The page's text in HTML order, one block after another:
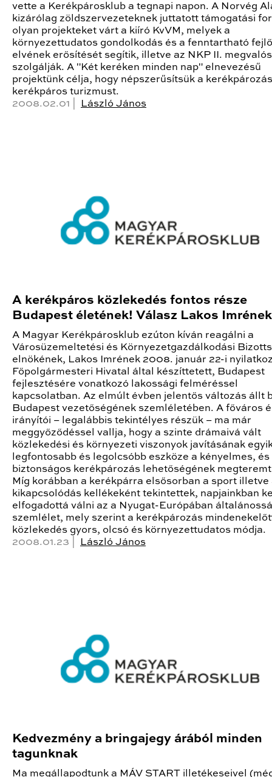
vette a Kerékpárosklub a tegnapi napon. A Norvég
kizárólag zöldszervezeteknek juttatott támogatási
olyan projekteket várt a kiíró KvVM, melyek a
környezettudatos gondolkodás és a fenntartható
elvének erősítését segítik, illetve az NKP II.
szolgálják. A "Két keréken minden nap" elnevezésű
projektünk célja, hogy népszerűsítsük a
kerékpáros turizmust.
2008.02.01 |
László János
A kerékpáros közlekedés fontos része
Budapest életének! Válasz Lakos Imrének
A Magyar Kerékpárosklub ezúton kíván reagálni a
Városüzemeltetési és Környezetgazdálkodási
elnökének, Lakos Imrének 2008. január 22-i
Főpolgármesteri Hivatal által készíttetett, Budapest
fejlesztésére vonatkozó lakossági felméréssel
kapcsolatban. Az elmúlt évben jelentős változás állt
Budapest vezetőségének szemléletében. A főváros
irányítói – legalábbis tekintélyes részük – ma már
meggyőződéssel vallja, hogy a szinte drámaivá vált
közlekedési és környezeti viszonyok javításának
legfontosabb és legolcsóbb eszköze a kényelmes, és
biztonságos kerékpározás lehetőségének
Míg korábban a kerékpárra elsősorban a sport illetve
kikapcsolódás kellékeként tekintettek, napjainkban
elfogadottá válni az a Nyugat-Európában
szemlélet, mely szerint a kerékpározás
közlekedés gyors, olcsó és környezettudatos módja.
2008.01.23 |
László János
Kedvezmény a bringajegy árából minden
tagunknak
Ma megállapodtunk a MÁV START illetékeseivel